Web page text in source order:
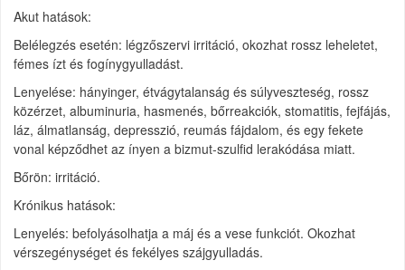
Akut hatások:
Belélegzés esetén: légzőszervi irritáció, okozhat rossz leheletet,
fémes ízt és fogínygyulladást.
Lenyelése: hányinger, étvágytalanság és súlyveszteség, rossz
közérzet, albuminuria, hasmenés, bőrreakciók, stomatitis, fejfájás,
láz, álmatlanság, depresszió, reumás fájdalom, és egy fekete
vonal képződhet az ínyen a bizmut-szulfid lerakódása miatt.
Bőrön: irritáció.
Krónikus hatások:
Lenyelés: befolyásolhatja a máj és a vese funkciót. Okozhat
vérszegénységet és fekélyes szájgyulladás.